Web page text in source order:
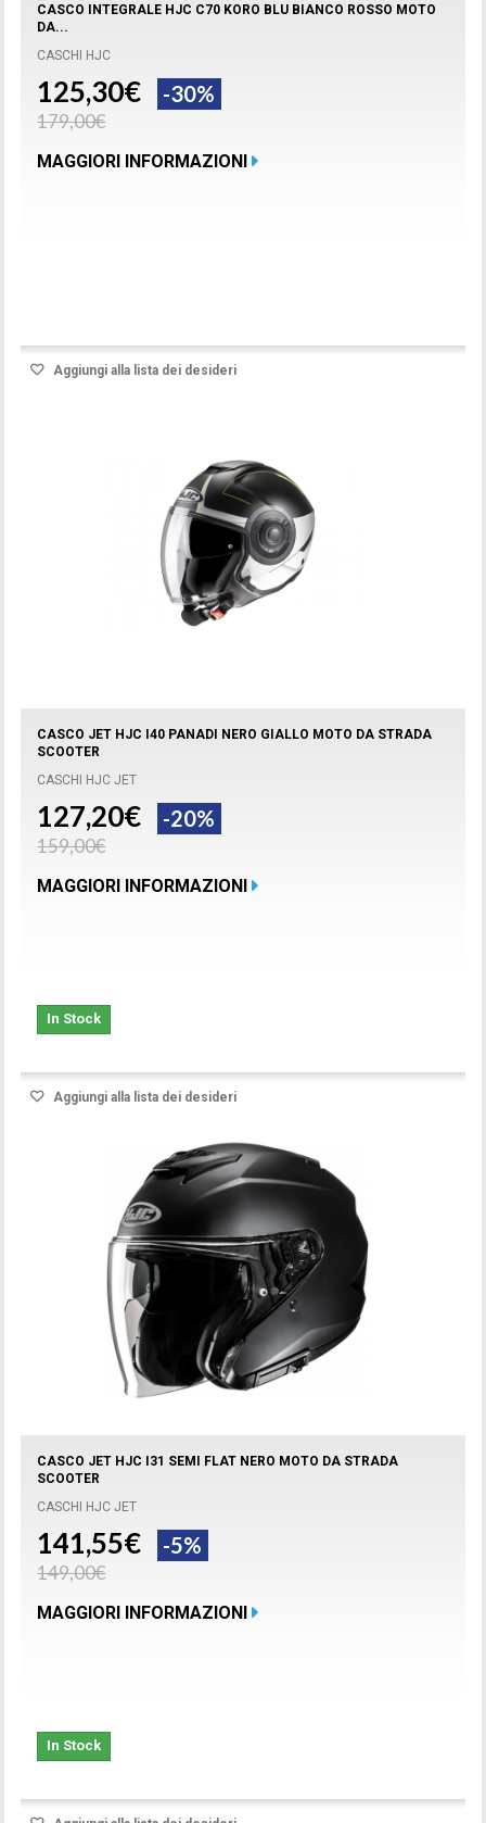
CASCO INTEGRALE HJC C70 KORO BLU BIANCO ROSSO MOTO
DA...
CASCHI HJC
125,30€ -30%
179,00€
MAGGIORI INFORMAZIONI
Aggiungi alla lista dei desideri
CASCO JET HJC I40 PANADI NERO GIALLO MOTO DA STRADA
SCOOTER
CASCHI HJC JET
127,20€ -20%
159,00€
MAGGIORI INFORMAZIONI
In Stock
Aggiungi alla lista dei desideri
CASCO JET HJC I31 SEMI FLAT NERO MOTO DA STRADA
SCOOTER
CASCHI HJC JET
141,55€ -5%
149,00€
MAGGIORI INFORMAZIONI
In Stock